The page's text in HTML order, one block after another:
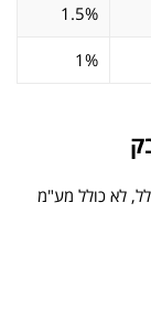
1.5%
1%
לא כולל מע"מ